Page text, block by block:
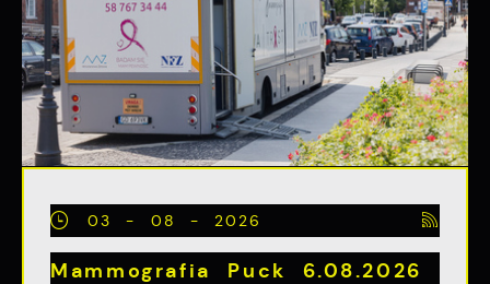
03 - 08 - 2026
Mammografia Puck 6.08.2026